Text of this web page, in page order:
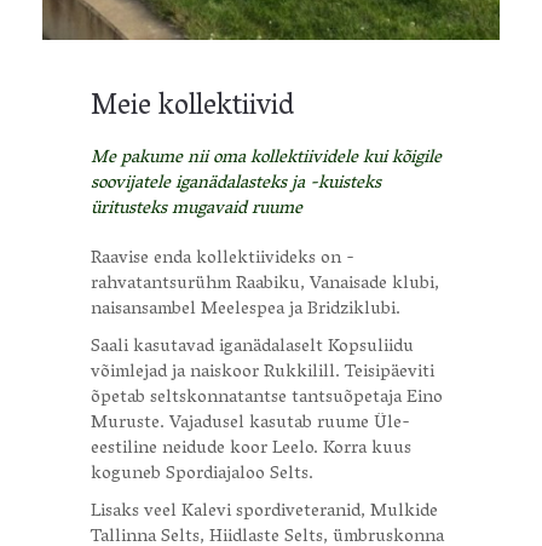
Meie kollektiivid
Me pakume nii oma kollektiividele kui kõigile
soovijatele iganädalasteks ja -kuisteks
üritusteks mugavaid ruume
Raavise enda kollektiivideks on -
rahvatantsurühm Raabiku, Vanaisade klubi,
naisansambel Meelespea ja Bridziklubi.
Saali kasutavad iganädalaselt Kopsuliidu
võimlejad ja naiskoor Rukkilill. Teisipäeviti
õpetab seltskonnatantse tantsuõpetaja Eino
Muruste. Vajadusel kasutab ruume Üle-
eestiline neidude koor Leelo. Korra kuus
koguneb Spordiajaloo Selts.
Lisaks veel Kalevi spordiveteranid, Mulkide
Tallinna Selts, Hiidlaste Selts, ümbruskonna